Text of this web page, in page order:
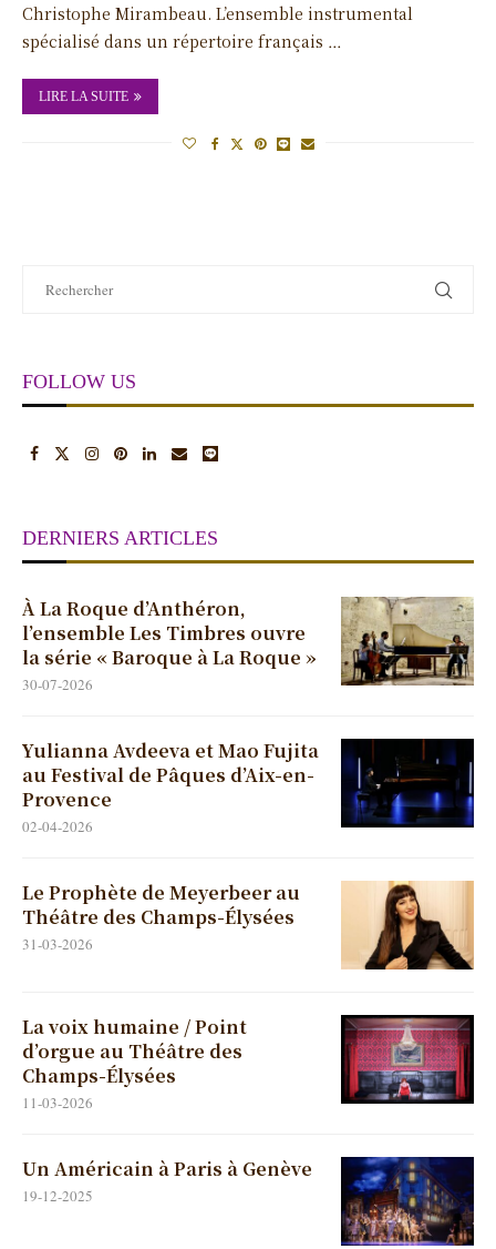
Christophe Mirambeau. L’ensemble instrumental
spécialisé dans un répertoire français …
LIRE LA SUITE
FOLLOW US
DERNIERS ARTICLES
À La Roque d’Anthéron,
l’ensemble Les Timbres ouvre
la série « Baroque à La Roque »
30-07-2026
Yulianna Avdeeva et Mao Fujita
au Festival de Pâques d’Aix-en-
Provence
02-04-2026
Le Prophète de Meyerbeer au
Théâtre des Champs-Élysées
31-03-2026
La voix humaine / Point
d’orgue au Théâtre des
Champs-Élysées
11-03-2026
Un Américain à Paris à Genève
19-12-2025